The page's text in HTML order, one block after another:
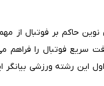
نوین حاکم بر فوتبال از
فوتبال را فراهم
این رشته ورزشی